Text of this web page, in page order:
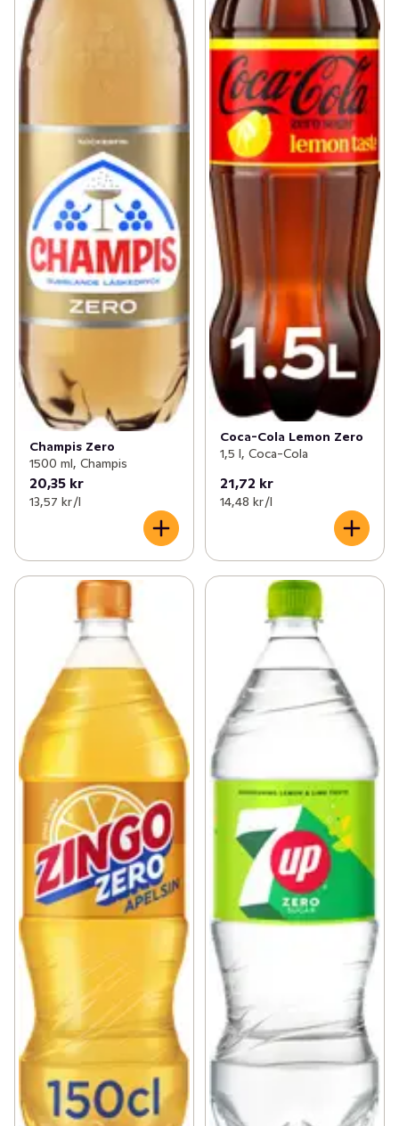
Champis Zero
1500 ml, Champis
20,35 kr
13,57 kr /l
Coca-Cola Lemon Zero
1,5 l, Coca-Cola
21,72 kr
14,48 kr /l